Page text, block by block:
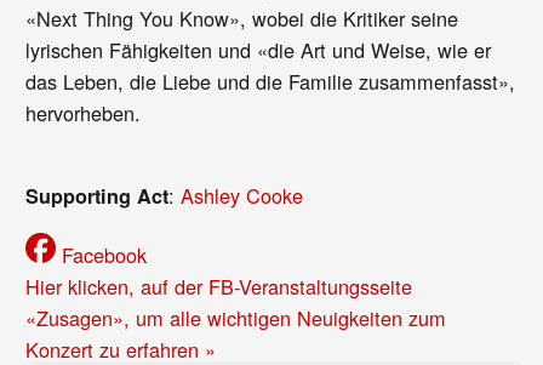
«Next Thing You Know», wobei die Kritiker seine
lyrischen Fähigkeiten und «die Art und Weise, wie er
das Leben, die Liebe und die Familie zusammenfasst»,
hervorheben.
Supporting Act:Ashley Cooke
Facebook
Hier klicken, auf der FB-Veranstaltungsseite
«Zusagen», um alle wichtigen Neuigkeiten zum
Konzert zu erfahren »